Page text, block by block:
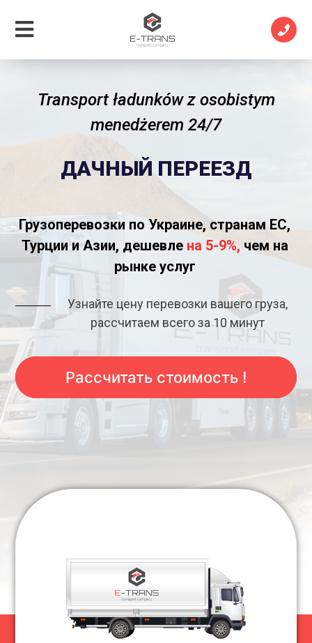
Transport ładunków z osobistym
menedżerem 24/7
ДАЧНЫЙ ПЕРЕЕЗД
Грузоперевозки по Украине, странам ЕС,
Турции и Азии, дешевле на 5-9%, чем на
рынке услуг
Узнайте цену перевозки вашего груза,
рассчитаем всего за 10 минут
Рассчитать стоимость !